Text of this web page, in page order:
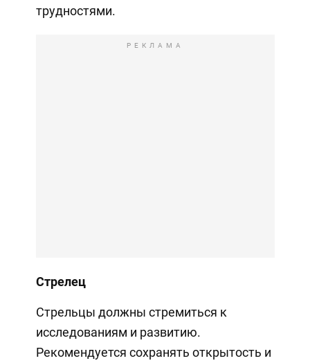
трудностями.
РЕКЛАМА
Стрелец
Стрельцы должны стремиться к
исследованиям и развитию.
Рекомендуется сохранять открытость и